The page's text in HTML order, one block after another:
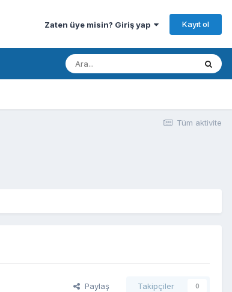
Zaten üye misin? Giriş yap Kayıt ol
Tüm aktivite
Paylaş Takipçiler 0